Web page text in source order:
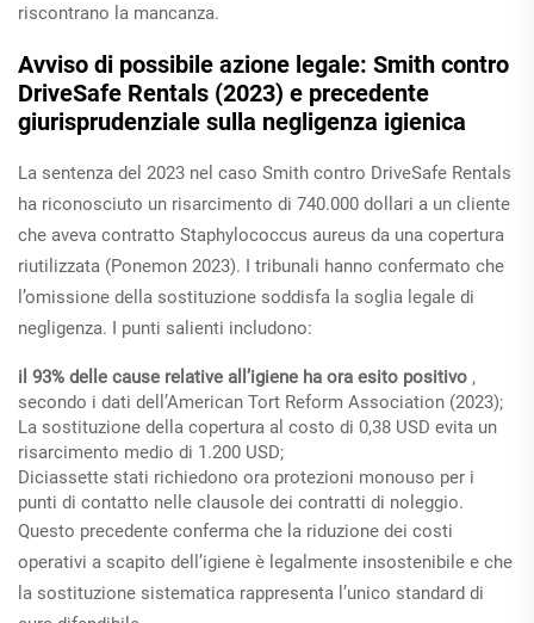
riscontrano la mancanza.
Avviso di possibile azione legale: Smith contro
DriveSafe Rentals (2023) e precedente
giurisprudenziale sulla negligenza igienica
La sentenza del 2023 nel caso Smith contro DriveSafe Rentals
ha riconosciuto un risarcimento di 740.000 dollari a un cliente
che aveva contratto Staphylococcus aureus da una copertura
riutilizzata (Ponemon 2023). I tribunali hanno confermato che
l’omissione della sostituzione soddisfa la soglia legale di
negligenza. I punti salienti includono:
il 93% delle cause relative all’igiene ha ora esito positivo ,
secondo i dati dell’American Tort Reform Association (2023);
La sostituzione della copertura al costo di 0,38 USD evita un
risarcimento medio di 1.200 USD;
Diciassette stati richiedono ora protezioni monouso per i
punti di contatto nelle clausole dei contratti di noleggio.
Questo precedente conferma che la riduzione dei costi
operativi a scapito dell’igiene è legalmente insostenibile e che
la sostituzione sistematica rappresenta l’unico standard di